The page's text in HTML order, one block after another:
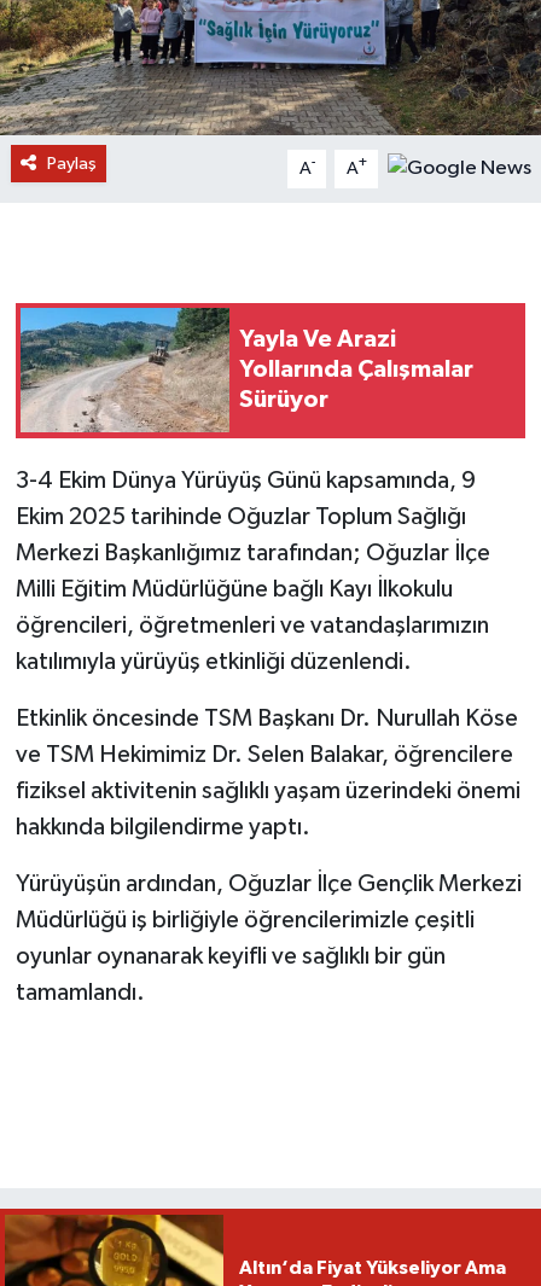
Paylaş A- A+
Yayla Ve Arazi
Yollarında Çalışmalar
Sürüyor
3-4 Ekim Dünya Yürüyüş Günü kapsamında, 9
Ekim 2025 tarihinde Oğuzlar Toplum Sağlığı
Merkezi Başkanlığımız tarafından; Oğuzlar İlçe
Milli Eğitim Müdürlüğüne bağlı Kayı İlkokulu
öğrencileri, öğretmenleri ve vatandaşlarımızın
katılımıyla yürüyüş etkinliği düzenlendi.
Etkinlik öncesinde TSM Başkanı Dr. Nurullah Köse
ve TSM Hekimimiz Dr. Selen Balakar, öğrencilere
fiziksel aktivitenin sağlıklı yaşam üzerindeki önemi
hakkında bilgilendirme yaptı.
Yürüyüşün ardından, Oğuzlar İlçe Gençlik Merkezi
Müdürlüğü iş birliğiyle öğrencilerimizle çeşitli
oyunlar oynanarak keyifli ve sağlıklı bir gün
tamamlandı.
Altın‘da Fiyat Yükseliyor Ama